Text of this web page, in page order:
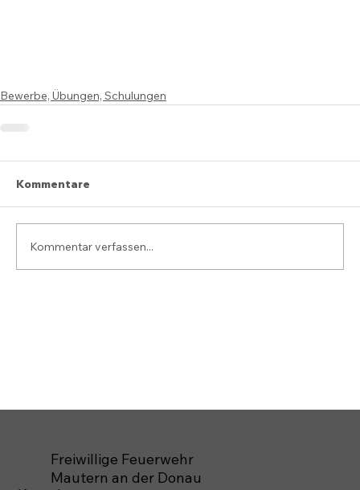
Bewerbe, Übungen, Schulungen
Kommentare
Kommentar verfassen...
Freiwillige Feuerwehr
Mautern an der Donau